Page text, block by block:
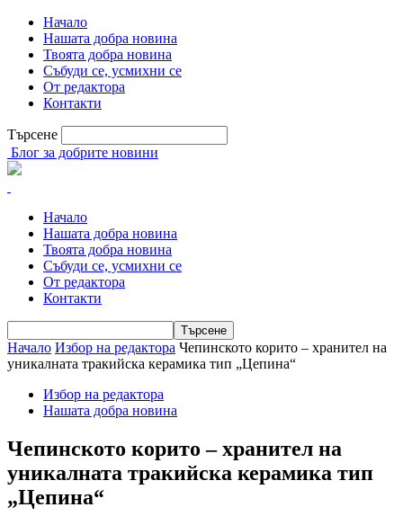
Начало
Нашата добра новина
Твоята добра новина
Събуди се, усмихни се
От редактора
Контакти
Търсене
Блог за добрите новини
Начало
Нашата добра новина
Твоята добра новина
Събуди се, усмихни се
От редактора
Контакти
Начало Избор на редактора Чепинското корито – хранител на
уникалната тракийска керамика тип „Цепина“
Избор на редактора
Нашата добра новина
Чепинското корито – хранител на
уникалната тракийска керамика тип
„Цепина“